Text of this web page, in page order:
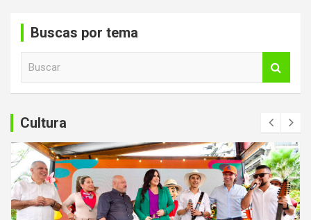
Buscas por tema
a
r
Cultura